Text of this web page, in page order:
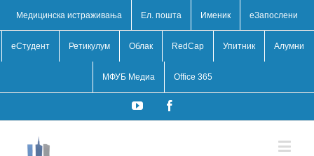
Медицинска истраживања Ел. пошта Именик eЗапослени
еСтудент Ретикулум Облак RedCap Упитник Алумни
МФУБ Медиа Office 365
YouTube